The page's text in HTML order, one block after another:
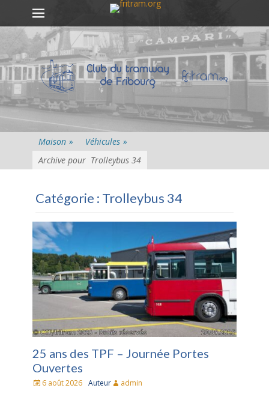
Passer
contenu
Premier menu
Maison » Véhicules »
Archive pour Trolleybus 34
Catégorie : Trolleybus 34
25 ans des TPF – Journée Portes
Ouvertes
Posté6 août 2026 Auteur admin